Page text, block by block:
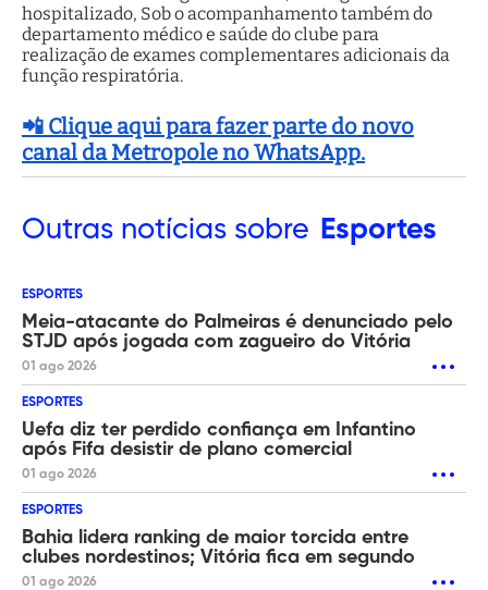
hospitalizado, Sob o acompanhamento também do
departamento médico e saúde do clube para
realização de exames complementares adicionais da
função respiratória.
📲 Clique aqui para fazer parte do novo
canal da Metropole no WhatsApp.
Outras notícias sobre Esportes
ESPORTES
Meia-atacante do Palmeiras é denunciado pelo
STJD após jogada com zagueiro do Vitória
01 ago 2026
ESPORTES
Uefa diz ter perdido confiança em Infantino
após Fifa desistir de plano comercial
01 ago 2026
ESPORTES
Bahia lidera ranking de maior torcida entre
clubes nordestinos; Vitória fica em segundo
01 ago 2026